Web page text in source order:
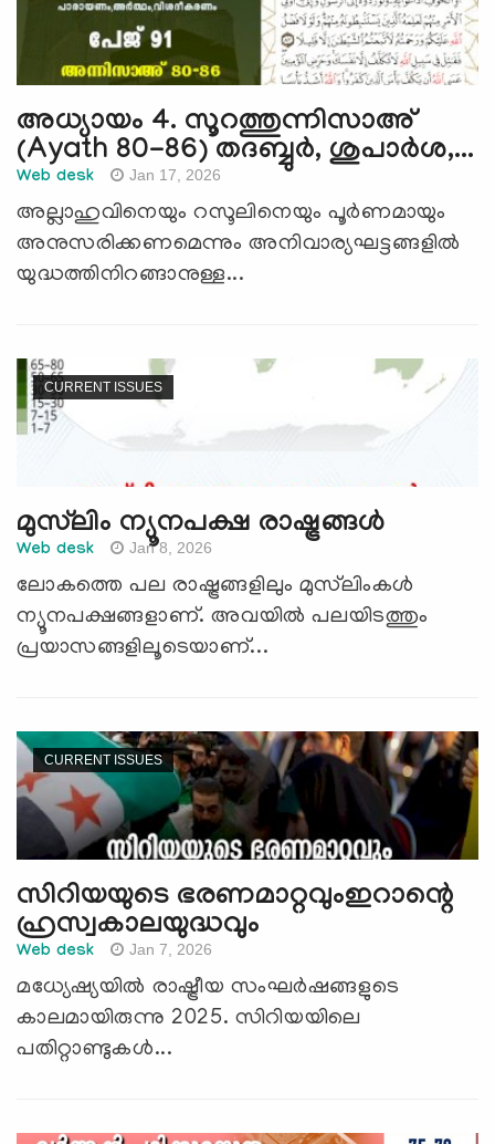
അധ്യായം 4. സൂറത്തുന്നിസാഅ്
(Ayath 80-86) തദബ്ബുര്‍, ശുപാര്‍ശ,...
Web desk Jan 17, 2026
അല്ലാഹുവിനെയും റസൂലിനെയും പൂര്‍ണമായും
അനുസരിക്കണമെന്നും അനിവാര്യഘട്ടങ്ങളില്‍
യുദ്ധത്തിനിറങ്ങാനുള്ള...
CURRENT ISSUES
മുസ്‍ലിം ന്യൂനപക്ഷ രാഷ്ട്രങ്ങള്‍
Web desk Jan 8, 2026
ലോകത്തെ പല രാഷ്ട്രങ്ങളിലും മുസ്‍ലിംകള്‍
ന്യൂനപക്ഷങ്ങളാണ്. അവയില്‍ പലയിടത്തും
പ്രയാസങ്ങളിലൂടെയാണ്...
CURRENT ISSUES
സിറിയയുടെ ഭരണമാറ്റവുംഇറാന്റെ
ഹ്രസ്വകാലയുദ്ധവും
Web desk Jan 7, 2026
മധ്യേഷ്യയില്‍ രാഷ്ട്രീയ സംഘര്‍ഷങ്ങളുടെ
കാലമായിരുന്നു 2025. സിറിയയിലെ
പതിറ്റാണ്ടുകള്‍...